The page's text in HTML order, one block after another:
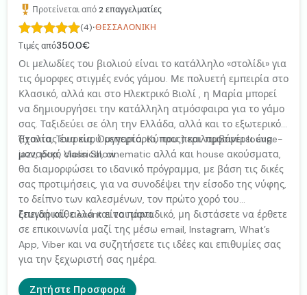
Προτείνεται από2επαγγελματίες
(4)·ΘΕΣΣΑΛΟΝΊΚΗ
Τιμές από350.0€
Οι μελωδίες του βιολιού είναι το κατάλληλο «στολίδι» για
τις όμορφες στιγμές ενός γάμου. Με πολυετή εμπειρία στο
Κλασικό, αλλά και στο Ηλεκτρικό Βιολί , η Μαρία μπορεί
να δημιουργήσει την κατάλληλη ατμόσφαιρα για το γάμο
σας. Ταξιδεύει σε όλη την Ελλάδα, αλλά και το εξωτερικό
(Ιταλία, Τουρκία, Ουγγαρία, Κύπρος) και προσφέρει ένα
μοναδικό Violin Show.
Έχοντας ένα ευρύ ρεπερτόριο, που περιλαμβάνει lounge-
jazz, pop, classical, cinematic αλλά και house ακούσματα,
θα διαμορφώσει το ιδανικό πρόγραμμα, με βάση τις δικές
σας προτιμήσεις, για να συνοδέψει την είσοδο της νύφης,
το δείπνο των καλεσμένων, τον πρώτο χορό του
ζευγαριού, αλλά και το πάρτι.
Επειδή κάθε event είναι μοναδικό, μη διστάσετε να έρθετε
σε επικοινωνία μαζί της μέσω email, Instagram, What’s
App, Viber και να συζητήσετε τις ιδέες και επιθυμίες σας
για την ξεχωριστή σας ημέρα.
Ζητήστε Προσφορά